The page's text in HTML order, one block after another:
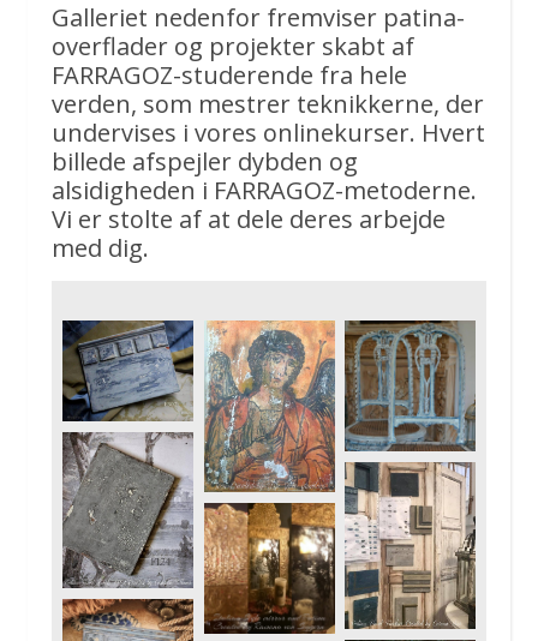
Galleriet nedenfor fremviser patina-
overflader og projekter skabt af
FARRAGOZ-studerende fra hele
verden, som mestrer teknikkerne, der
undervises i vores onlinekurser. Hvert
billede afspejler dybden og
alsidigheden i FARRAGOZ-metoderne.
Vi er stolte af at dele deres arbejde
med dig.